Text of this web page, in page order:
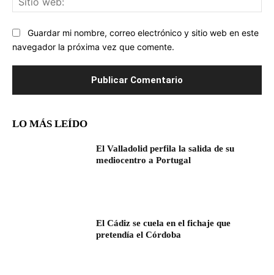
Guardar mi nombre, correo electrónico y sitio web en este
navegador la próxima vez que comente.
LO MÁS LEÍDO
El Valladolid perfila la salida de su
mediocentro a Portugal
El Cádiz se cuela en el fichaje que
pretendía el Córdoba